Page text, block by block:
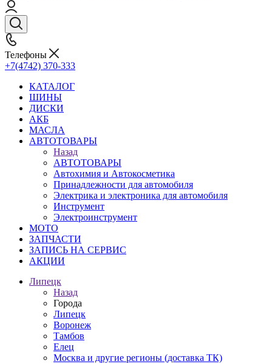
Телефоны
+7(4742) 370-333
КАТАЛОГ
ШИНЫ
ДИСКИ
АКБ
МАСЛА
АВТОТОВАРЫ
Назад
АВТОТОВАРЫ
Автохимия и Автокосметика
Принадлежности для автомобиля
Электрика и электроника для автомобиля
Инструмент
Электроинструмент
МОТО
ЗАПЧАСТИ
ЗАПИСЬ НА СЕРВИС
АКЦИИ
Липецк
Назад
Города
Липецк
Воронеж
Тамбов
Елец
Москва и другие регионы (доставка ТК)